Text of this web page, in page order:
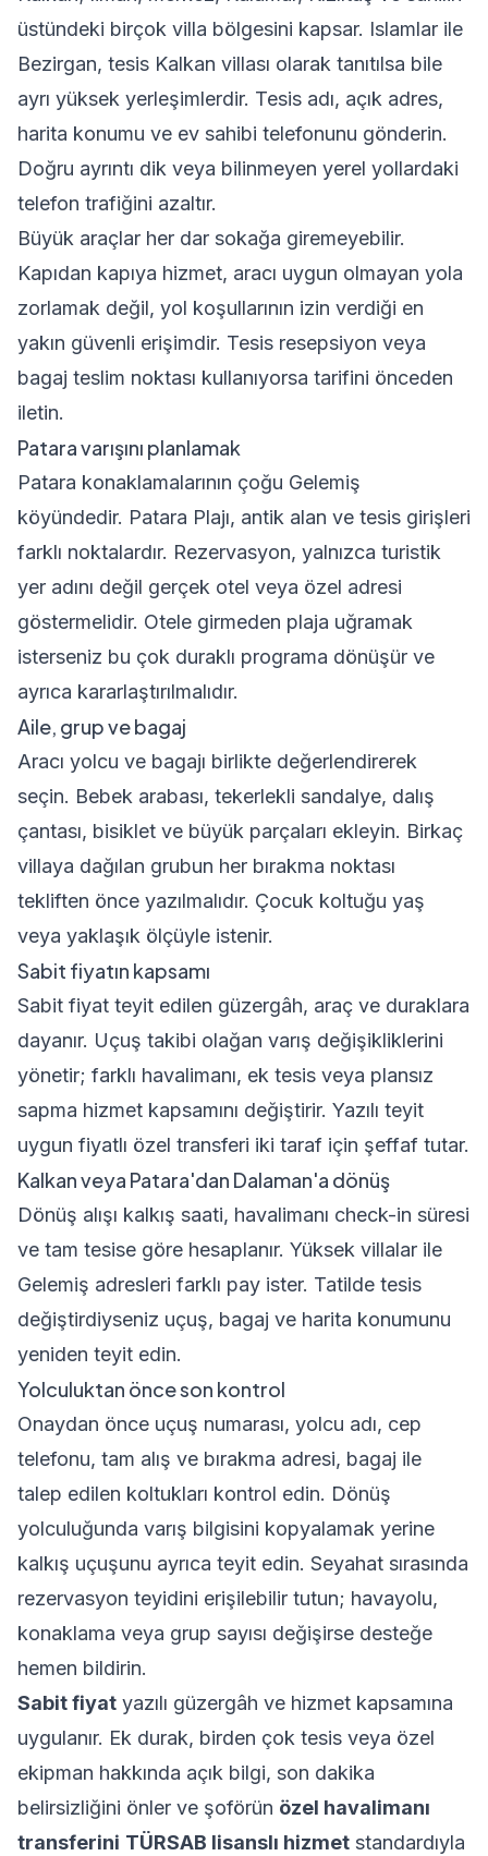
üstündeki birçok villa bölgesini kapsar. Islamlar ile
Bezirgan, tesis Kalkan villası olarak tanıtılsa bile
ayrı yüksek yerleşimlerdir. Tesis adı, açık adres,
harita konumu ve ev sahibi telefonunu gönderin.
Doğru ayrıntı dik veya bilinmeyen yerel yollardaki
telefon trafiğini azaltır.
Büyük araçlar her dar sokağa giremeyebilir.
Kapıdan kapıya hizmet, aracı uygun olmayan yola
zorlamak değil, yol koşullarının izin verdiği en
yakın güvenli erişimdir. Tesis resepsiyon veya
bagaj teslim noktası kullanıyorsa tarifini önceden
iletin.
Patara varışını planlamak
Patara konaklamalarının çoğu Gelemiş
köyündedir. Patara Plajı, antik alan ve tesis girişleri
farklı noktalardır. Rezervasyon, yalnızca turistik
yer adını değil gerçek otel veya özel adresi
göstermelidir. Otele girmeden plaja uğramak
isterseniz bu çok duraklı programa dönüşür ve
ayrıca kararlaştırılmalıdır.
Aile, grup ve bagaj
Aracı yolcu ve bagajı birlikte değerlendirerek
seçin. Bebek arabası, tekerlekli sandalye, dalış
çantası, bisiklet ve büyük parçaları ekleyin. Birkaç
villaya dağılan grubun her bırakma noktası
tekliften önce yazılmalıdır. Çocuk koltuğu yaş
veya yaklaşık ölçüyle istenir.
Sabit fiyatın kapsamı
Sabit fiyat teyit edilen güzergâh, araç ve duraklara
dayanır. Uçuş takibi olağan varış değişikliklerini
yönetir; farklı havalimanı, ek tesis veya plansız
sapma hizmet kapsamını değiştirir. Yazılı teyit
uygun fiyatlı özel transferi iki taraf için şeffaf tutar.
Kalkan veya Patara'dan Dalaman'a dönüş
Dönüş alışı kalkış saati, havalimanı check-in süresi
ve tam tesise göre hesaplanır. Yüksek villalar ile
Gelemiş adresleri farklı pay ister. Tatilde tesis
değiştirdiyseniz uçuş, bagaj ve harita konumunu
yeniden teyit edin.
Yolculuktan önce son kontrol
Onaydan önce uçuş numarası, yolcu adı, cep
telefonu, tam alış ve bırakma adresi, bagaj ile
talep edilen koltukları kontrol edin. Dönüş
yolculuğunda varış bilgisini kopyalamak yerine
kalkış uçuşunu ayrıca teyit edin. Seyahat sırasında
rezervasyon teyidini erişilebilir tutun; havayolu,
konaklama veya grup sayısı değişirse desteğe
hemen bildirin.
Sabit fiyat yazılı güzergâh ve hizmet kapsamına
uygulanır. Ek durak, birden çok tesis veya özel
ekipman hakkında açık bilgi, son dakika
belirsizliğini önler ve şoförün özel havalimanı
transferini TÜRSAB lisanslı hizmet standardıyla